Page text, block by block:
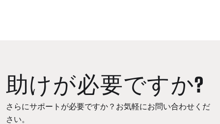
助けが必要ですか?
さらにサポートが必要ですか？お気軽にお問い合わせくだ
さい。